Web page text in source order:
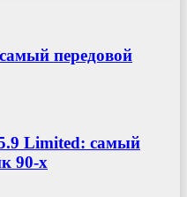
передовой
Limited: самый
90-х